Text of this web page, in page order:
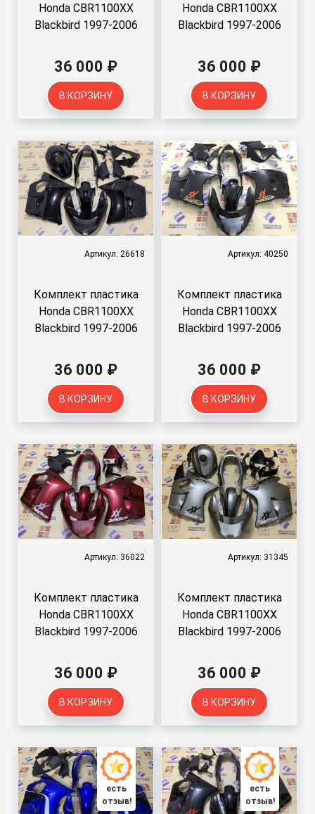
Honda CBR1100XX
Blackbird 1997-2006
36 000 ₽
В КОРЗИНУ
Honda CBR1100XX
Blackbird 1997-2006
36 000 ₽
В КОРЗИНУ
Артикул: 26618
Комплект пластика
Honda CBR1100XX
Blackbird 1997-2006
36 000 ₽
В КОРЗИНУ
Артикул: 40250
Комплект пластика
Honda CBR1100XX
Blackbird 1997-2006
36 000 ₽
В КОРЗИНУ
Артикул: 36022
Комплект пластика
Honda CBR1100XX
Blackbird 1997-2006
36 000 ₽
В КОРЗИНУ
Артикул: 31345
Комплект пластика
Honda CBR1100XX
Blackbird 1997-2006
36 000 ₽
В КОРЗИНУ
есть
отзыв!
есть
отзыв!